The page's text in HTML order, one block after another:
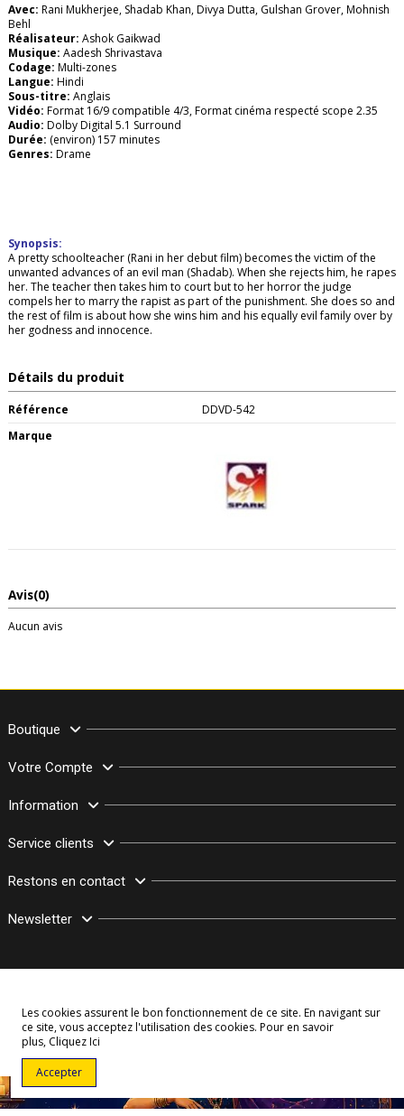
Avec: Rani Mukherjee, Shadab Khan, Divya Dutta, Gulshan Grover, Mohnish
Behl
Réalisateur: Ashok Gaikwad
Musique: Aadesh Shrivastava
Codage: Multi-zones
Langue: Hindi
Sous-titre: Anglais
Vidéo: Format 16/9 compatible 4/3, Format cinéma respecté scope 2.35
Audio: Dolby Digital 5.1 Surround
Durée: (environ) 157 minutes
Genres: Drame
Synopsis:
A pretty schoolteacher (Rani in her debut film) becomes the victim of the
unwanted advances of an evil man (Shadab). When she rejects him, he rapes
her. The teacher then takes him to court but to her horror the judge
compels her to marry the rapist as part of the punishment. She does so and
the rest of film is about how she wins him and his equally evil family over by
her godness and innocence.
Détails du produit
Référence
DDVD-542
Marque
Avis(0)
Aucun avis
Boutique
Votre Compte
Information
Service clients
Restons en contact
Newsletter
© Copyright 2003–2026 Bollymarket.com - Tous Droits Réservés
Les cookies assurent le bon fonctionnement de ce site. En navigant sur
ce site, vous acceptez l'utilisation des cookies. Pour en savoir
plus, Cliquez Ici
Accepter